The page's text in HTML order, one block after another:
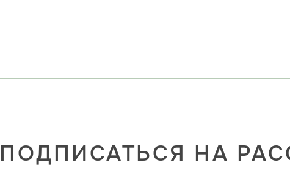
ПОДПИСАТЬСЯ НА